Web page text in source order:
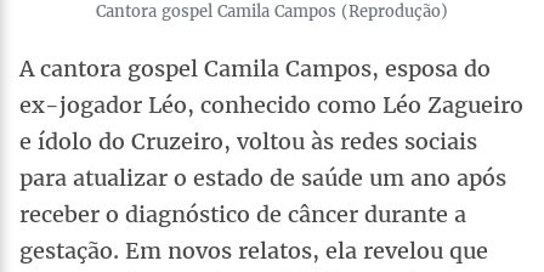
Cantora gospel Camila Campos (Reprodução)
A cantora gospel Camila Campos, esposa do
ex-jogador Léo, conhecido como Léo Zagueiro
e ídolo do Cruzeiro, voltou às redes sociais
para atualizar o estado de saúde um ano após
receber o diagnóstico de câncer durante a
gestação. Em novos relatos, ela revelou que